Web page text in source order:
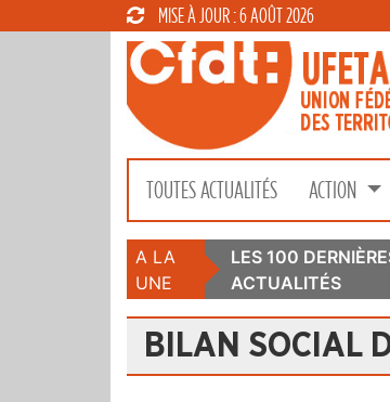
MISE À JOUR : 6 AOÛT 2026
TOUTES ACTUALITÉS ACTION
A LA
UNE
LES 100
ACTUALITÉS
BILAN SOCIAL